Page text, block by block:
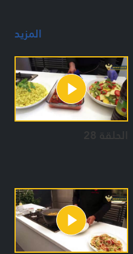
المزيد
الحلقة 28